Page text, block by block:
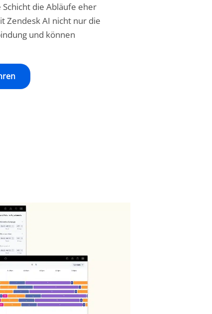
die Abläufe eher
Zendesk AI nicht nur die
und können